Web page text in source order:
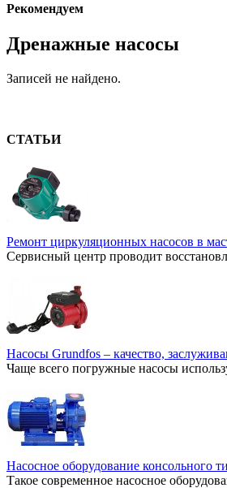
Рекомендуем
Дренажные насосы
Записей не найдено.
СТАТЬИ
Ремонт циркуляционных насосов в
Сервисный центр проводит
Насосы Grundfos – качество,
Чаще всего погружные насосы
Насосное оборудование консольного
Такое современное насосное